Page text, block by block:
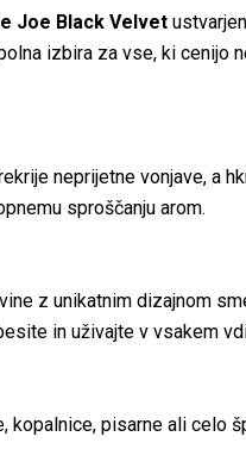
Joe Black Velvet
izbira za vse, ki cenijo
neprijetne vonjave, a
sproščanju arom.
z unikatnim dizajnom
in uživajte v vsakem
kopalnice, pisarne ali celo